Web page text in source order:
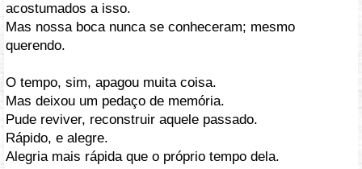
acostumados a isso.
Mas nossa boca nunca se conheceram; mesmo
querendo.
O tempo, sim, apagou muita coisa.
Mas deixou um pedaço de memória.
Pude reviver, reconstruir aquele passado.
Rápido, e alegre.
Alegria mais rápida que o próprio tempo dela.